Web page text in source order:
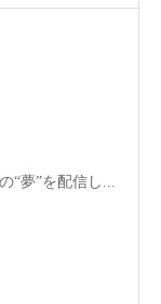
“夢”を配信し...